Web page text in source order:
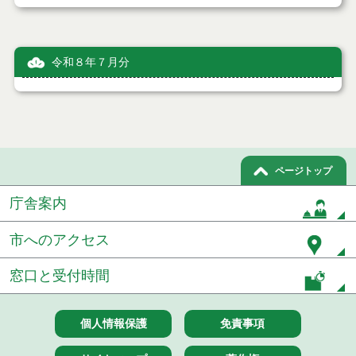
令和８年７月分
ページトップ
庁舎案内
市へのアクセス
窓口と受付時間
個人情報保護 免責事項